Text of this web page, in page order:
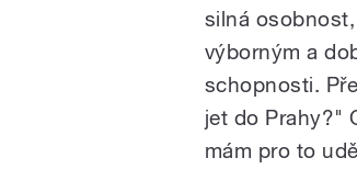
silná
výborným a
schopnosti.
jet do Prahy?"
mám pro to